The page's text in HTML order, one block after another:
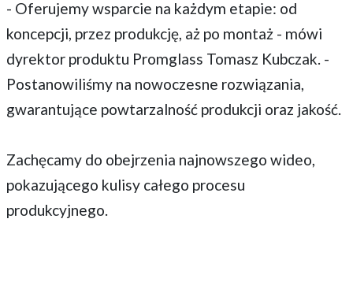
- Oferujemy wsparcie na każdym etapie: od
koncepcji, przez produkcję, aż po montaż - mówi
dyrektor produktu Promglass Tomasz Kubczak. -
Postanowiliśmy na nowoczesne rozwiązania,
gwarantujące powtarzalność produkcji oraz jakość.
Zachęcamy do obejrzenia najnowszego wideo,
pokazującego kulisy całego procesu
produkcyjnego.